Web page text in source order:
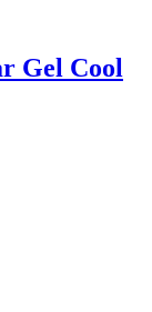
Gel Cool